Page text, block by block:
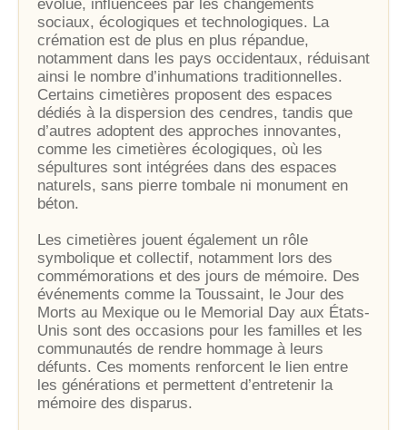
évolué, influencées par les changements
sociaux, écologiques et technologiques. La
crémation est de plus en plus répandue,
notamment dans les pays occidentaux, réduisant
ainsi le nombre d’inhumations traditionnelles.
Certains cimetières proposent des espaces
dédiés à la dispersion des cendres, tandis que
d’autres adoptent des approches innovantes,
comme les cimetières écologiques, où les
sépultures sont intégrées dans des espaces
naturels, sans pierre tombale ni monument en
béton.
Les cimetières jouent également un rôle
symbolique et collectif, notamment lors des
commémorations et des jours de mémoire. Des
événements comme la Toussaint, le Jour des
Morts au Mexique ou le Memorial Day aux États-
Unis sont des occasions pour les familles et les
communautés de rendre hommage à leurs
défunts. Ces moments renforcent le lien entre
les générations et permettent d’entretenir la
mémoire des disparus.